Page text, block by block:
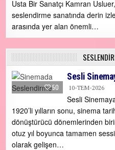
Usta Bir Sanatçı Kamran
seslendirme sanatında derin
arasında yer alan önemli…
50
Sesli
10-TEM-2026
Sesli
1920’li yılların sonu, sinema
dönüştürücü dönemlerinden
otuz yıl boyunca tamamen
olarak gelişen…